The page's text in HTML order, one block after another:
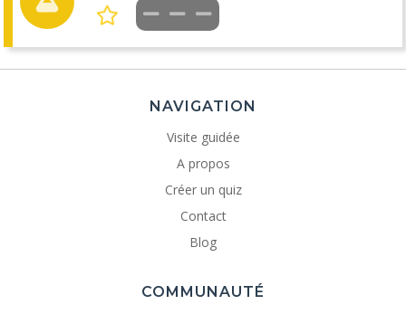
NAVIGATION
Visite guidée
A propos
Créer un quiz
Contact
Blog
COMMUNAUTÉ